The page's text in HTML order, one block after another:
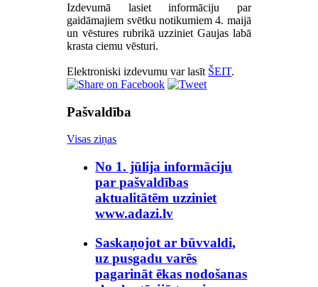
Izdevumā lasiet informāciju par
gaidāmajiem svētku notikumiem 4. maijā
un vēstures rubrikā uzziniet Gaujas labā
krasta ciemu vēsturi.
Elektroniski izdevumu var lasīt ŠEIT.
Pašvaldība
Visas ziņas
No 1. jūlija informāciju
par pašvaldības
aktualitātēm uzziniet
www.adazi.lv
Saskaņojot ar būvvaldi,
uz pusgadu varēs
pagarināt ēkas nodošanas